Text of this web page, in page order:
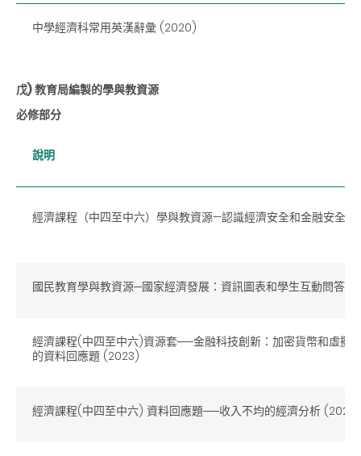
中學經濟科常用英漢辭彙 (2020)
戊) 教育局編製的學與教資源
必修部分
說明
經濟課程（中四至中六）學與教資源—認識經濟安全和金融安全
國民教育學與教資源─國家經濟發展：資訊圖表和學生互動問答遊
經濟課程(中四至中六)資源套──金融科技創新：加密貨幣和虛擬
的資料回應題 (2023)
經濟課程(中四至中六) 資料回應題──收入不均的經濟分析 (2021)